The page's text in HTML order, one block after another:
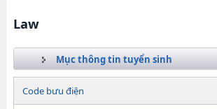
Law
Mục thông tin tuyển sinh
Code bưu điện